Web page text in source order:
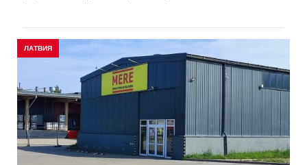
ЛАТВИЯ